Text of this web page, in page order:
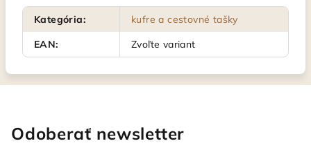
Kategória:
kufre a cestovné tašky
EAN: Zvoľte variant
Odoberať newsletter